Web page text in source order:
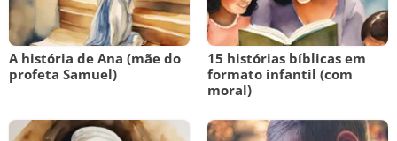
A história de Ana (mãe do
profeta Samuel)
15 histórias bíblicas em
formato infantil (com
moral)